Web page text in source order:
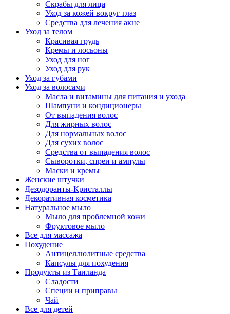
Скрабы для лица
Уход за кожей вокруг глаз
Средства для лечения акне
Уход за телом
Красивая грудь
Кремы и лосьоны
Уход для ног
Уход для рук
Уход за губами
Уход за волосами
Масла и витамины для питания и ухода
Шампуни и кондиционеры
От выпадения волос
Для жирных волос
Для нормальных волос
Для сухих волос
Средства от выпадения волос
Сыворотки, спреи и ампулы
Маски и кремы
Женские штучки
Дезодоранты-Кристаллы
Декоративная косметика
Натуральное мыло
Мыло для проблемной кожи
Фруктовое мыло
Все для массажа
Похудение
Антицеллюлитные средства
Капсулы для похудения
Продукты из Таиланда
Сладости
Специи и приправы
Чай
Все для детей